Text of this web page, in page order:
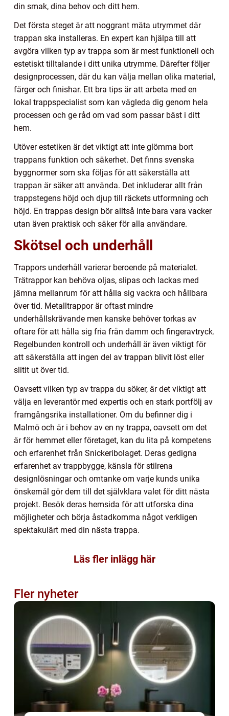
din smak, dina behov och ditt hem.
Det första steget är att noggrant mäta utrymmet där
trappan ska installeras. En expert kan hjälpa till att
avgöra vilken typ av trappa som är mest funktionell och
estetiskt tilltalande i ditt unika utrymme. Därefter följer
designprocessen, där du kan välja mellan olika material,
färger och finishar. Ett bra tips är att arbeta med en
lokal trappspecialist som kan vägleda dig genom hela
processen och ge råd om vad som passar bäst i ditt
hem.
Utöver estetiken är det viktigt att inte glömma bort
trappans funktion och säkerhet. Det finns svenska
byggnormer som ska följas för att säkerställa att
trappan är säker att använda. Det inkluderar allt från
trappstegens höjd och djup till räckets utformning och
höjd. En trappas design bör alltså inte bara vara vacker
utan även praktisk och säker för alla användare.
Skötsel och underhåll
Trappors underhåll varierar beroende på materialet.
Trätrappor kan behöva oljas, slipas och lackas med
jämna mellanrum för att hålla sig vackra och hållbara
över tid. Metalltrappor är oftast mindre
underhållskrävande men kanske behöver torkas av
oftare för att hålla sig fria från damm och fingeravtryck.
Regelbunden kontroll och underhåll är även viktigt för
att säkerställa att ingen del av trappan blivit löst eller
slitit ut över tid.
Oavsett vilken typ av trappa du söker, är det viktigt att
välja en leverantör med expertis och en stark portfölj av
framgångsrika installationer. Om du befinner dig i
Malmö och är i behov av en ny trappa, oavsett om det
är för hemmet eller företaget, kan du lita på kompetens
och erfarenhet från Snickeribolaget. Deras gedigna
erfarenhet av trappbygge, känsla för stilrena
designlösningar och omtanke om varje kunds unika
önskemål gör dem till det självklara valet för ditt nästa
projekt. Besök deras hemsida för att utforska dina
möjligheter och börja åstadkomma något verkligen
spektakulärt med din nästa trappa.
Läs fler inlägg här
Fler nyheter